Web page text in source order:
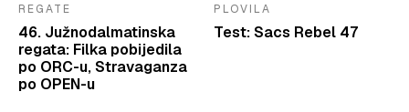
REGATE
46. Južnodalmatinska
regata: Filka pobijedila
po ORC-u, Stravaganza
po OPEN-u
PLOVILA
Test: Sacs Rebel 47